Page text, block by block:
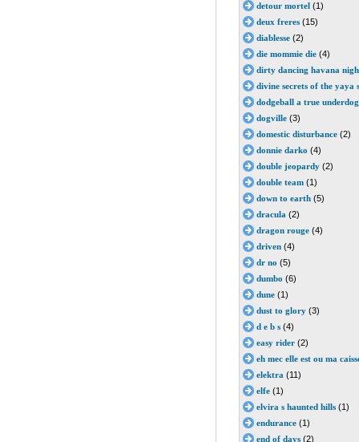
detour mortel (1)
deux freres (15)
diablesse (2)
die mommie die (4)
dirty dancing havana
divine secrets of the yaya
dodgeball a true
dogville (3)
domestic disturbance (2)
donnie darko (4)
double jeopardy (2)
double team (1)
down to earth (5)
dracula (2)
dragon rouge (4)
driven (4)
dr no (5)
dumbo (6)
dune (1)
dust to glory (3)
d e b s (4)
easy rider (2)
eh mec elle est ou ma
elektra (11)
elfe (1)
elvira s haunted hills (1)
endurance (1)
end of days (2)